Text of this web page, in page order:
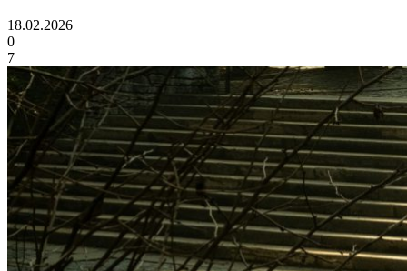
18.02.2026
0
7